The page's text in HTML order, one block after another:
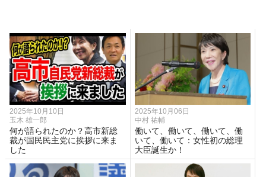
2025年10月10日
玉木 雄一郎
何が語られたのか？高市新総
裁が国民民主党に挨拶に来ま
した
2025年10月06日
中村 祐輔
働いて、働いて、働いて、働
いて、働いて：女性初の総理
大臣誕生か！